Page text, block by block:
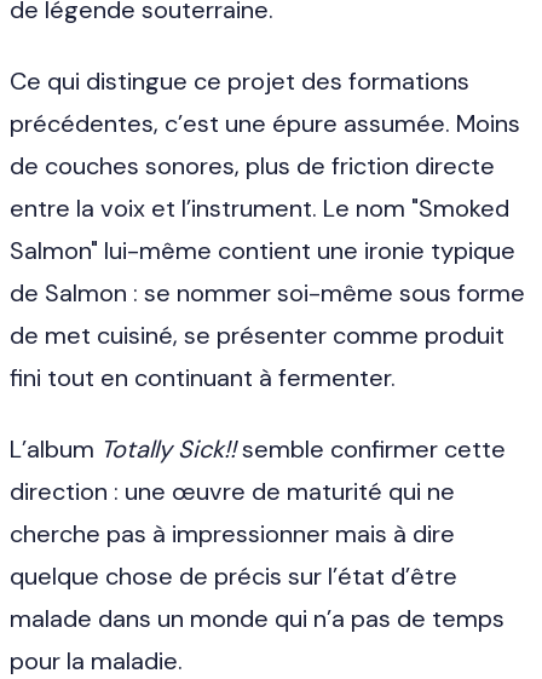
de légende souterraine.
Ce qui distingue ce projet des formations
précédentes, c’est une épure assumée. Moins
de couches sonores, plus de friction directe
entre la voix et l’instrument. Le nom "Smoked
Salmon" lui-même contient une ironie typique
de Salmon : se nommer soi-même sous forme
de met cuisiné, se présenter comme produit
fini tout en continuant à fermenter.
L’album Totally Sick!!semble confirmer cette
direction : une œuvre de maturité qui ne
cherche pas à impressionner mais à dire
quelque chose de précis sur l’état d’être
malade dans un monde qui n’a pas de temps
pour la maladie.